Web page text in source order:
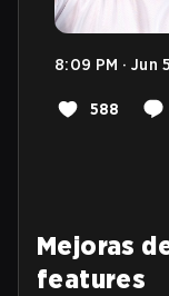
8:09 PM · Jun
588
Mejoras
features